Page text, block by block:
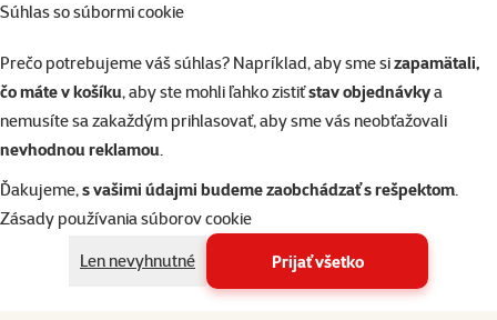
Súhlas so súbormi cookie
Prečo potrebujeme váš súhlas? Napríklad, aby sme sizapamätali,
čo máte v košíku, aby ste mohli ľahko zistiťstav objednávkya
nemusíte sa zakaždým prihlasovať, aby sme vás neobťažovali
nevhodnou reklamou.
Ďakujeme,s vašimi údajmi budeme zaobchádzať s rešpektom.
Zásady používania súborov cookie
Len nevyhnutné
Prijať všetko
hračka guľa
Cena
5,29 €
Skladom